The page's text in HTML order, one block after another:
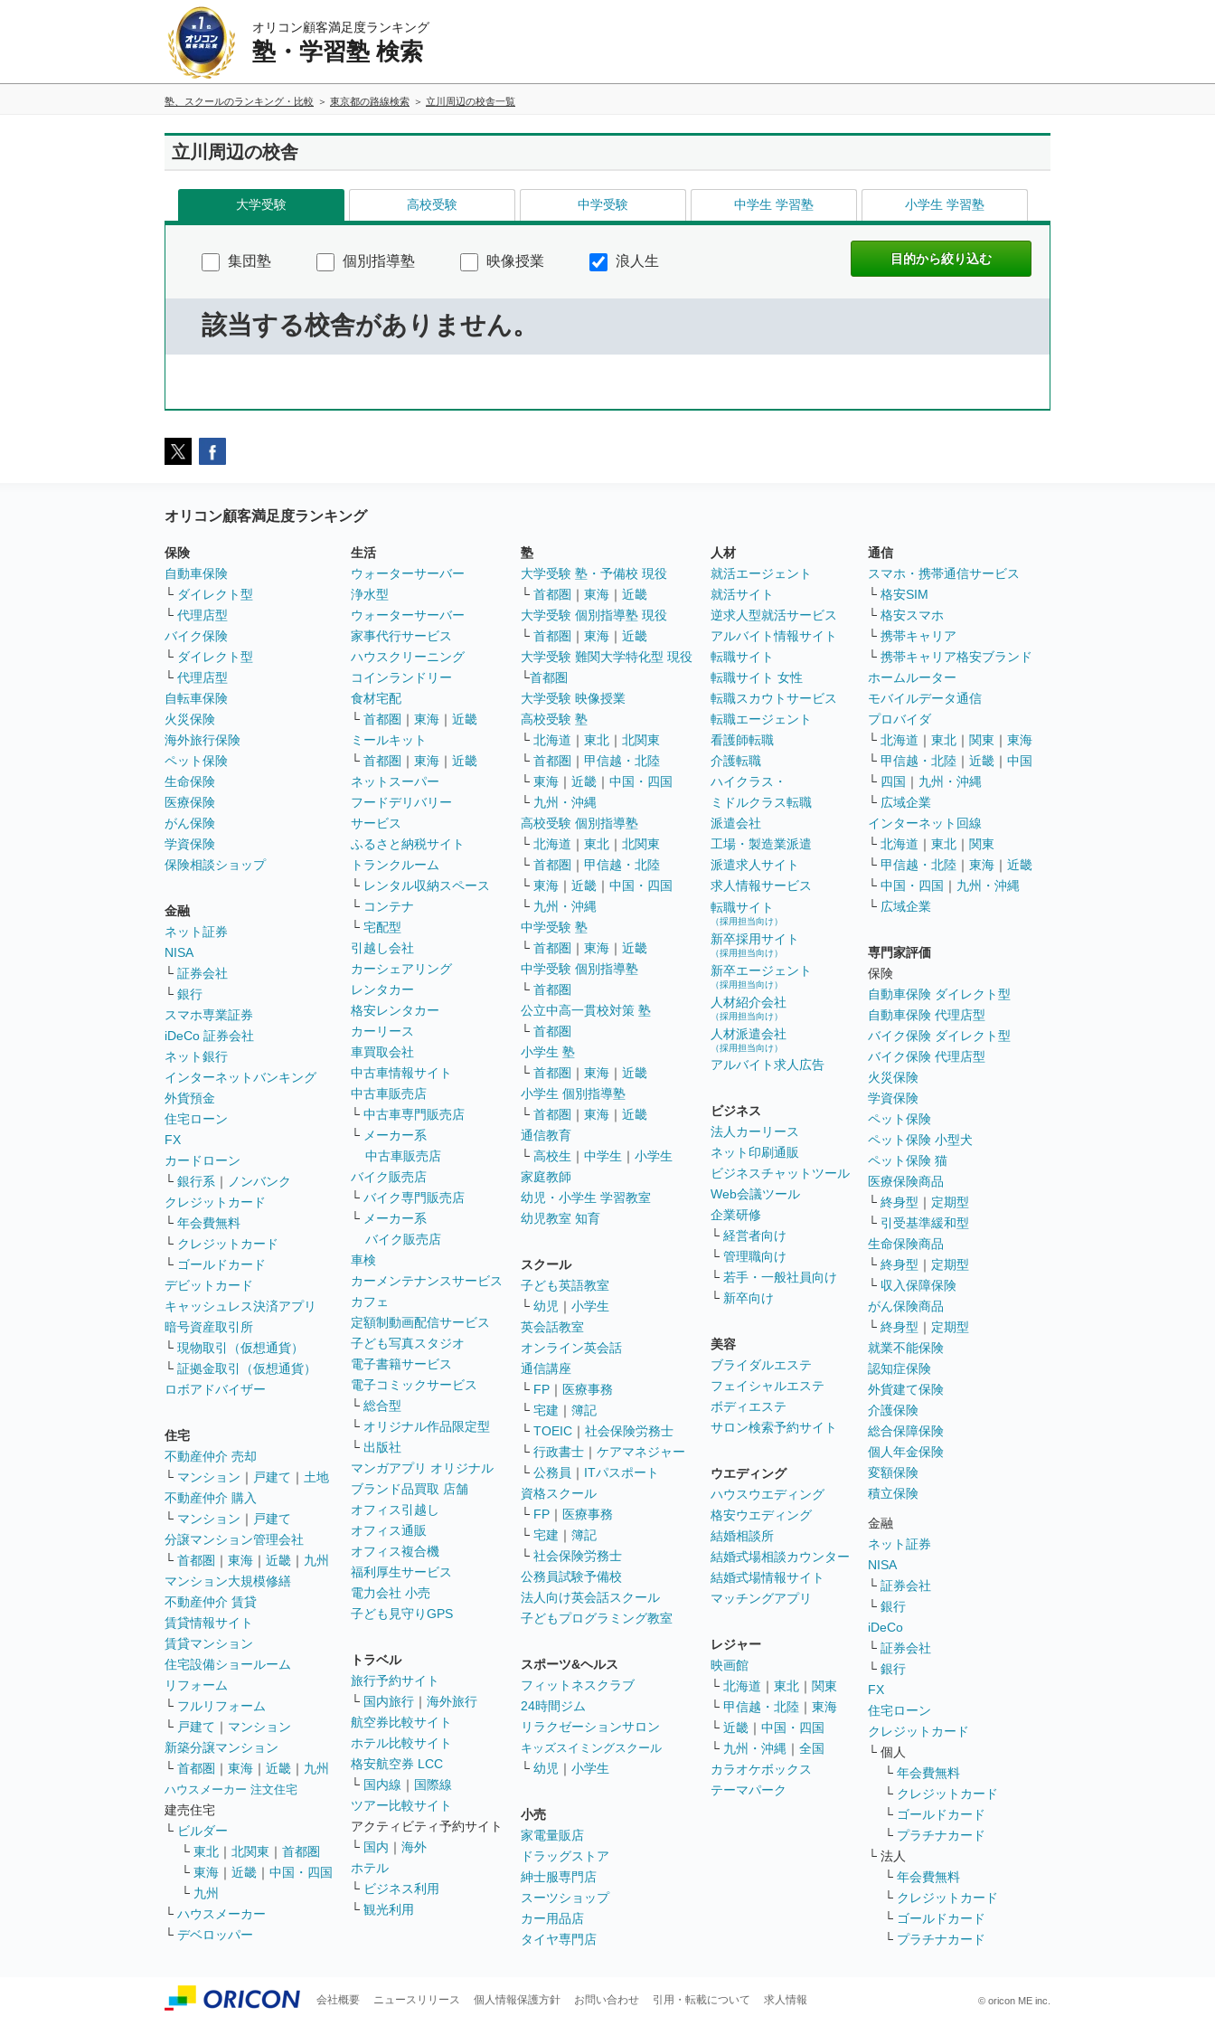
オリコン顧客満足度ランキング
塾・学習塾 検索
塾、スクールのランキング・比較 東京都の路線検索 立川周辺の校舎一覧
立川周辺の校舎
大学受験 高校受験 中学受験 中学生 学習塾 小学生 学習塾
集団塾 個別指導塾 映像授業 浪人生
該当する校舎がありません。
オリコン顧客満足度ランキング
保険
自動車保険
└ ダイレクト型
└ 代理店型
バイク保険
└ ダイレクト型
└ 代理店型
自転車保険
火災保険
海外旅行保険
ペット保険
生命保険
医療保険
がん保険
学資保険
保険相談ショップ
金融
ネット証券
NISA
└ 証券会社
└ 銀行
スマホ専業証券
iDeCo 証券会社
ネット銀行
インターネットバンキング
外貨預金
住宅ローン
FX
カードローン
└ 銀行系 ｜
ノンバンク
クレジットカード
└ 年会費無料
└ クレジットカード
└ ゴールドカード
デビットカード
キャッシュレス決済アプリ
暗号資産取引所
└ 現物取引（仮想通貨）
└ 証拠金取引（仮想通貨）
ロボアドバイザー
住宅
不動産仲介 売却
└ マンション ｜ 戸建て ｜ 土地
不動産仲介 購入
└ マンション ｜ 戸建て
分譲マンション管理会社
└ 首都圏 ｜ 東海 ｜ 近畿 ｜ 九州
マンション大規模修繕
不動産仲介 賃貸
賃貸情報サイト
賃貸マンション
住宅設備ショールーム
リフォーム
└ フルリフォーム
└ 戸建て ｜ マンション
新築分譲マンション
└ 首都圏 ｜ 東海 ｜ 近畿 ｜ 九州
ハウスメーカー 注文住宅
建売住宅
└ ビルダー
└ 東北 ｜ 北関東 ｜ 首都圏
└ 東海 ｜ 近畿 ｜ 中国・四国
└ 九州
└ ハウスメーカー
└ デベロッパー
生活
ウォーターサーバー
浄水型
ウォーターサーバー
家事代行サービス
ハウスクリーニング
コインランドリー
食材宅配
└ 首都圏 ｜ 東海 ｜ 近畿
ミールキット
└ 首都圏 ｜ 東海 ｜ 近畿
ネットスーパー
フードデリバリー
サービス
ふるさと納税サイト
トランクルーム
└ レンタル収納スペース
└ コンテナ
└ 宅配型
引越し会社
カーシェアリング
レンタカー
格安レンタカー
カーリース
車買取会社
中古車情報サイト
中古車販売店
└ 中古車専門販売店
└ メーカー系
中古車販売店
バイク販売店
└ バイク専門販売店
└ メーカー系
バイク販売店
車検
カーメンテナンスサービス
カフェ
定額制動画配信サービス
子ども写真スタジオ
電子書籍サービス
電子コミックサービス
└ 総合型
└ オリジナル作品限定型
└ 出版社
マンガアプリ オリジナル
ブランド品買取 店舗
オフィス引越し
オフィス通販
オフィス複合機
福利厚生サービス
電力会社 小売
子ども見守りGPS
トラベル
旅行予約サイト
└ 国内旅行 ｜ 海外旅行
航空券比較サイト
ホテル比較サイト
格安航空券 LCC
└ 国内線 ｜ 国際線
ツアー比較サイト
アクティビティ予約サイト
└ 国内 ｜ 海外
ホテル
└ ビジネス利用
└ 観光利用
塾
大学受験 塾・予備校 現役
└ 首都圏 ｜ 東海 ｜ 近畿
大学受験 個別指導塾 現役
└ 首都圏 ｜ 東海 ｜ 近畿
大学受験 難関大学特化型 現役
└首都圏
大学受験 映像授業
高校受験 塾
└ 北海道 ｜ 東北 ｜ 北関東
└ 首都圏 ｜ 甲信越・北陸
└ 東海 ｜ 近畿 ｜ 中国・四国
└ 九州・沖縄
高校受験 個別指導塾
└ 北海道 ｜ 東北 ｜ 北関東
└ 首都圏 ｜ 甲信越・北陸
└ 東海 ｜ 近畿 ｜ 中国・四国
└ 九州・沖縄
中学受験 塾
└ 首都圏 ｜ 東海 ｜ 近畿
中学受験 個別指導塾
└ 首都圏
公立中高一貫校対策 塾
└ 首都圏
小学生 塾
└ 首都圏 ｜ 東海 ｜ 近畿
小学生 個別指導塾
└ 首都圏 ｜ 東海 ｜ 近畿
通信教育
└ 高校生 ｜ 中学生 ｜ 小学生
家庭教師
幼児・小学生 学習教室
幼児教室 知育
スクール
子ども英語教室
└ 幼児 ｜ 小学生
英会話教室
オンライン英会話
通信講座
└ FP ｜ 医療事務
└ 宅建 ｜ 簿記
└ TOEIC ｜ 社会保険労務士
└ 行政書士 ｜ ケアマネジャー
└ 公務員 ｜ ITパスポート
資格スクール
└ FP ｜ 医療事務
└ 宅建 ｜ 簿記
└ 社会保険労務士
公務員試験予備校
法人向け英会話スクール
子どもプログラミング教室
スポーツ&ヘルス
フィットネスクラブ
24時間ジム
リラクゼーションサロン
キッズスイミングスクール
└ 幼児 ｜ 小学生
小売
家電量販店
ドラッグストア
紳士服専門店
スーツショップ
カー用品店
タイヤ専門店
人材
就活エージェント
就活サイト
逆求人型就活サービス
アルバイト情報サイト
転職サイト
転職サイト 女性
転職スカウトサービス
転職エージェント
看護師転職
介護転職
ハイクラス・
ミドルクラス転職
派遣会社
工場・製造業派遣
派遣求人サイト
求人情報サービス
転職サイト
（採用担当向け）
新卒採用サイト
（採用担当向け）
新卒エージェント
（採用担当向け）
人材紹介会社
（採用担当向け）
人材派遣会社
（採用担当向け）
アルバイト求人広告
ビジネス
法人カーリース
ネット印刷通販
ビジネスチャットツール
Web会議ツール
企業研修
└ 経営者向け
└ 管理職向け
└ 若手・一般社員向け
└ 新卒向け
美容
ブライダルエステ
フェイシャルエステ
ボディエステ
サロン検索予約サイト
ウエディング
ハウスウエディング
格安ウエディング
結婚相談所
結婚式場相談カウンター
結婚式場情報サイト
マッチングアプリ
レジャー
映画館
└ 北海道 ｜ 東北 ｜ 関東
└ 甲信越・北陸 ｜ 東海
└ 近畿 ｜ 中国・四国
└ 九州・沖縄 ｜ 全国
カラオケボックス
テーマパーク
通信
スマホ・携帯通信サービス
└ 格安SIM
└ 格安スマホ
└ 携帯キャリア
└ 携帯キャリア格安ブランド
ホームルーター
モバイルデータ通信
プロバイダ
└ 北海道 ｜ 東北 ｜ 関東 ｜ 東海
└ 甲信越・北陸 ｜ 近畿 ｜ 中国
└ 四国 ｜ 九州・沖縄
└ 広域企業
インターネット回線
└ 北海道 ｜ 東北 ｜ 関東
└ 甲信越・北陸 ｜ 東海 ｜ 近畿
└ 中国・四国 ｜ 九州・沖縄
└ 広域企業
専門家評価
保険
自動車保険 ダイレクト型
自動車保険 代理店型
バイク保険 ダイレクト型
バイク保険 代理店型
火災保険
学資保険
ペット保険
ペット保険 小型犬
ペット保険 猫
医療保険商品
└ 終身型 ｜ 定期型
└ 引受基準緩和型
生命保険商品
└ 終身型 ｜ 定期型
└ 収入保障保険
がん保険商品
└ 終身型 ｜ 定期型
就業不能保険
認知症保険
外貨建て保険
介護保険
総合保障保険
個人年金保険
変額保険
積立保険
金融
ネット証券
NISA
└ 証券会社
└ 銀行
iDeCo
└ 証券会社
└ 銀行
FX
住宅ローン
クレジットカード
└ 個人
└ 年会費無料
└ クレジットカード
└ ゴールドカード
└ プラチナカード
└ 法人
└ 年会費無料
└ クレジットカード
└ ゴールドカード
└ プラチナカード
会社概要 ニュースリリース 個人情報保護方針 お問い合わせ 引用・転載について 求人情報 © oricon ME inc.